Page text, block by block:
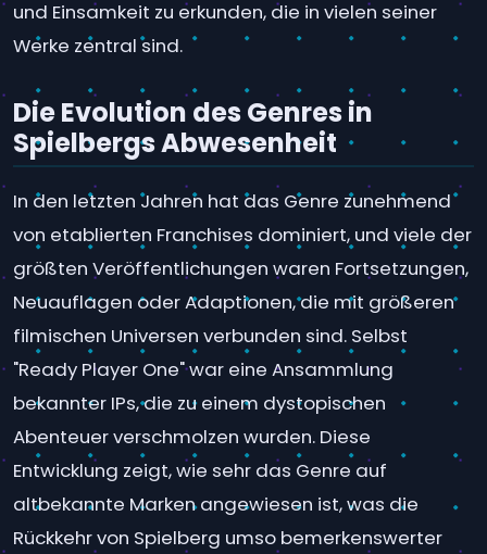
und Einsamkeit zu erkunden, die in vielen seiner
Werke zentral sind.
Die Evolution des Genres in
Spielbergs Abwesenheit
In den letzten Jahren hat das Genre zunehmend
von etablierten Franchises dominiert, und viele der
größten Veröffentlichungen waren Fortsetzungen,
Neuauflagen oder Adaptionen, die mit größeren
filmischen Universen verbunden sind. Selbst
"Ready Player One" war eine Ansammlung
bekannter IPs, die zu einem dystopischen
Abenteuer verschmolzen wurden. Diese
Entwicklung zeigt, wie sehr das Genre auf
altbekannte Marken angewiesen ist, was die
Rückkehr von Spielberg umso bemerkenswerter